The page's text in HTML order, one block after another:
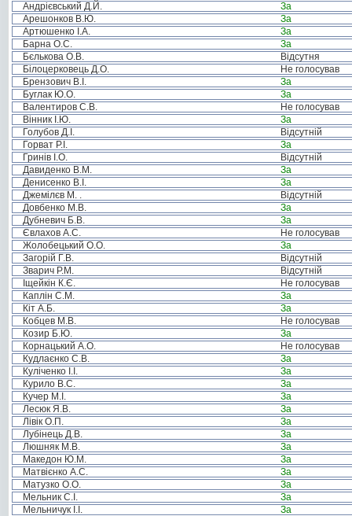
Андрієвський Д.Й.
За
Арешонков В.Ю.
За
Артюшенко І.А.
За
Барна О.С.
За
Бєлькова О.В.
Відсутня
Білоцерковець Д.О.
Не голосував
Брензович В.І.
За
Буглак Ю.О.
За
Валентиров С.В.
Не голосував
Вінник І.Ю.
За
Голубов Д.І.
Відсутній
Горват Р.І.
За
Гринів І.О.
Відсутній
Давиденко В.М.
За
Денисенко В.І.
За
Джемілєв М. .
Відсутній
Довбенко М.В.
За
Дубневич Б.В.
За
Євлахов А.С.
Не голосував
Жолобецький О.О.
За
Загорій Г.В.
Відсутній
Зварич Р.М.
Відсутній
Іщейкін К.Є.
Не голосував
Каплін С.М.
За
Кіт А.Б.
За
Кобцев М.В.
Не голосував
Козир Б.Ю.
За
Корнацький А.О.
Не голосував
Кудлаєнко С.В.
За
Куліченко І.І.
За
Курило В.С.
За
Кучер М.І.
За
Лесюк Я.В.
За
Лівік О.П.
За
Лубінець Д.В.
За
Люшняк М.В.
За
Македон Ю.М.
За
Матвієнко А.С.
За
Матузко О.О.
За
Мельник С.І.
За
Мельничук І.І.
За